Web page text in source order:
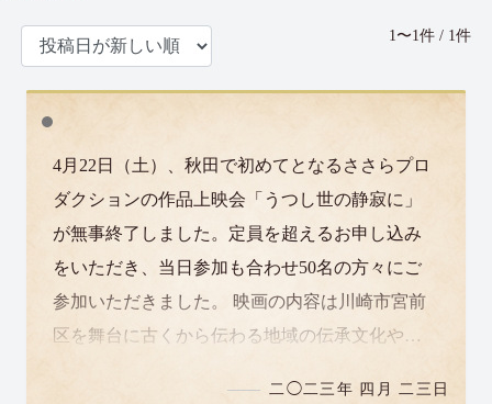
1〜1件 / 1件
4月22日（土）、秋田で初めてとなるささらプロ
ダクションの作品上映会「うつし世の静寂に」
が無事終了しました。定員を超えるお申し込み
をいただき、当日参加も合わせ50名の方々にご
参加いただきました。 映画の内容は川崎市宮前
区を舞台に古くから伝わる地域の伝承文化やそ
二◯二三年 四月 二三日